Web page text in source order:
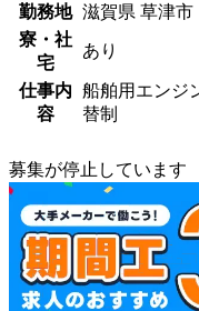
勤務地 滋賀県 草津市
寮・社
宅
あり
仕事内
容
船舶用エンジ
替制
募集が停止しています